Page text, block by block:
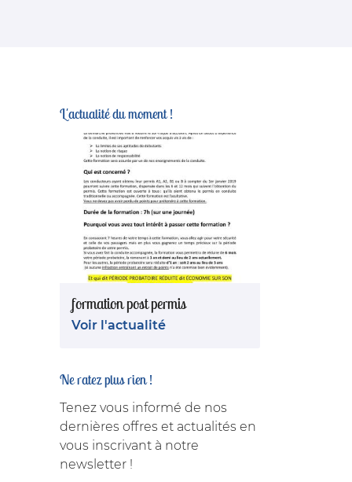
L'actualité du moment !
formation post permis
Voir l'actualité
Ne ratez plus rien !
Tenez vous informé de nos
dernières offres et actualités en
vous inscrivant à notre
newsletter !